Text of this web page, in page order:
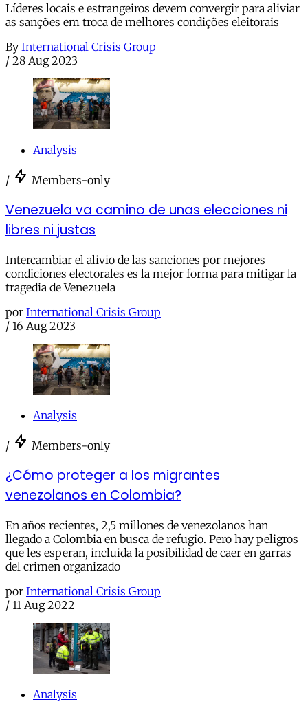
Líderes locais e estrangeiros devem convergir para aliviar
as sanções em troca de melhores condições eleitorais
By International Crisis Group
/ 28 Aug 2023
Analysis
/ Members-only
Venezuela va camino de unas elecciones ni
libres ni justas
Intercambiar el alivio de las sanciones por mejores
condiciones electorales es la mejor forma para mitigar la
tragedia de Venezuela
por International Crisis Group
/ 16 Aug 2023
Analysis
/ Members-only
¿Cómo proteger a los migrantes
venezolanos en Colombia?
En años recientes, 2,5 millones de venezolanos han
llegado a Colombia en busca de refugio. Pero hay peligros
que les esperan, incluida la posibilidad de caer en garras
del crimen organizado
por International Crisis Group
/ 11 Aug 2022
Analysis